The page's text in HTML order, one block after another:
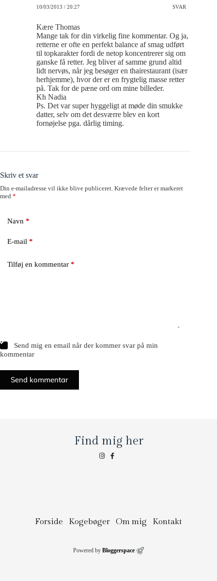
10/03/2013 / 20:27 SVAR
Kære Thomas
Mange tak for din virkelig fine kommentar. Og ja,
retterne er ofte en perfekt balance af smag udført
til topkarakter fordi de netop koncentrerer sig om
ganske få retter. Jeg bliver af samme grund altid
lidt nervøs, når jeg besøger en thairestaurant (især
herhjemme), hvor der er en frygtelig masse retter
på. Tak for de pæne ord om mine billeder.
Kh Nadia
Ps. Det var super hyggeligt at møde din smukke
datter, selv om det desværre blev en kort
fornøjelse pga. dårlig timing.
Skriv et svar
Din e-mailadresse vil ikke blive publiceret. Krævede felter er markeret
med *
Navn *
E-mail *
Tilføj en kommentar *
Send mig en email når der kommer svar på min
kommentar
Send kommentar
Find mig her
Forside Kogebøger Om mig Kontakt
Powered by Bloggerspace